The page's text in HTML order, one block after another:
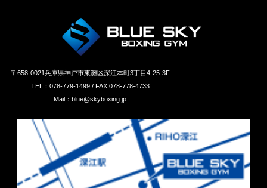
〒658‐0021兵庫県神戸市東灘区深江本町3丁目4-25-3F
TEL：078-779-1499 / FAX:078-778-4733
Mail：blue@skyboxing.jp